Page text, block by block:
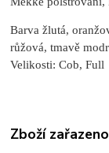
Barva žlutá,
růžová, tmavě
Velikosti: Cob, Full
Zboží